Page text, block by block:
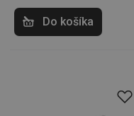
Do košíka